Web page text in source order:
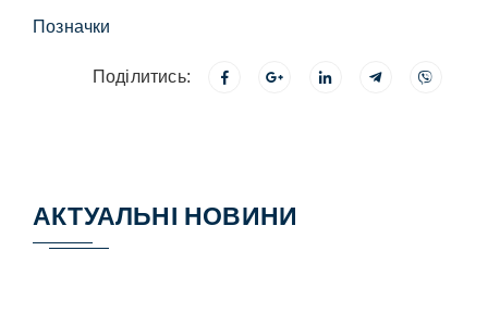
Позначки
Поділитись:
АКТУАЛЬНІ НОВИНИ